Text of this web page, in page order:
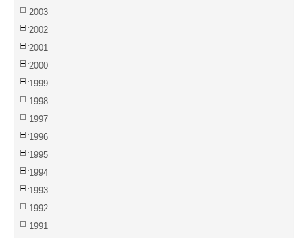
2003
2002
2001
2000
1999
1998
1997
1996
1995
1994
1993
1992
1991